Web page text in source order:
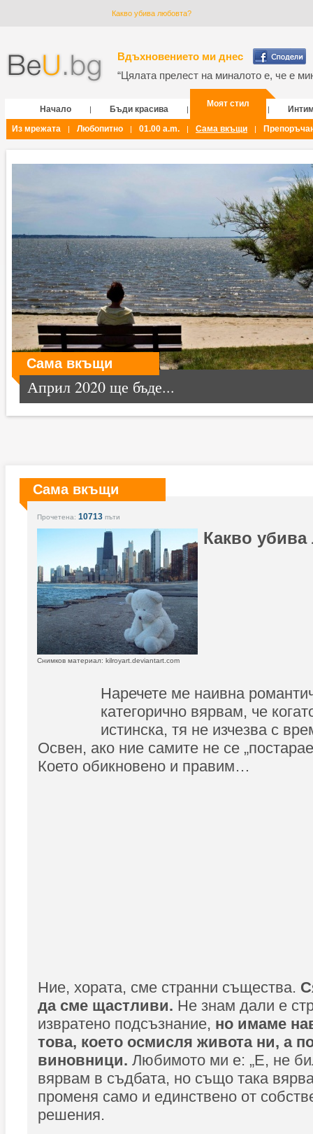
Какво убива любовта?
Вдъхновението ми днес
“Цялата прелест на миналото е, че е
Начало | Бъди красива |
Моят стил
|
Из мрежата
| Любопитно | 01.00 a.m. | Сама вкъщи |
Сама вкъщи
Април 2020 ще бъде...
Сама вкъщи
Прочетена: 10713 пъти
Какво
Снимков материал: kilroyart.deviantart.com
Наречете ме наивна
категорично вярвам, че
истинска, тя не изчезва с
Освен, ако ние самите не се
Което обикновено и правим…
Ние, хората, сме странни същества.
да сме щастливи. Не знам дали е
извратено подсъзнание, но имаме
това, което осмисля живота ни, а
виновници. Любимото ми е: „Е, не
вярвам в съдбата, но също така
променя само и единствено от
решения.